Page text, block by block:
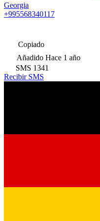
Georgia
+995568340117
Copiado
Añadido Hace 1 año
SMS 1341
Recibir SMS